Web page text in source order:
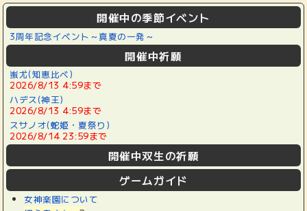
開催中の季節イベント
3周年記念イベント～真夏の一発～
開催中祈願
蚩尤(知恵比べ)
2026/8/13 4:59まで
ハデス(神王)
2026/8/13 4:59まで
スサノオ(蛇姫・夏祭り)
2026/8/14 23:59まで
開催中双生の祈願
ゲームガイド
女神楽園について